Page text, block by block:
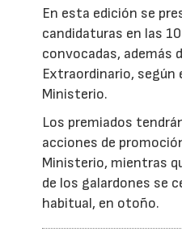
En esta edición se
candidaturas en las
convocadas, además
Extraordinario, según
Ministerio.
Los premiados
acciones de
Ministerio, mientras
de los galardones se
habitual, en otoño.